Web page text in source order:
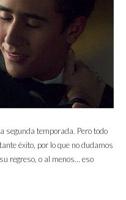
segunda temporada. Pero todo
éxito, por lo que no dudamos
regreso, o al menos… eso